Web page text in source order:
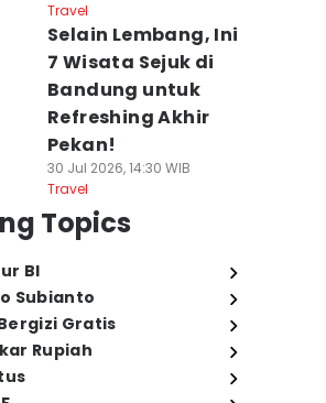
Travel
Selain Lembang, Ini
7 Wisata Sejuk di
Bandung untuk
Refreshing Akhir
Pekan!
30 Jul 2026, 14:30 WIB
Travel
Topics
BI
Subianto
Gratis
Rupiah